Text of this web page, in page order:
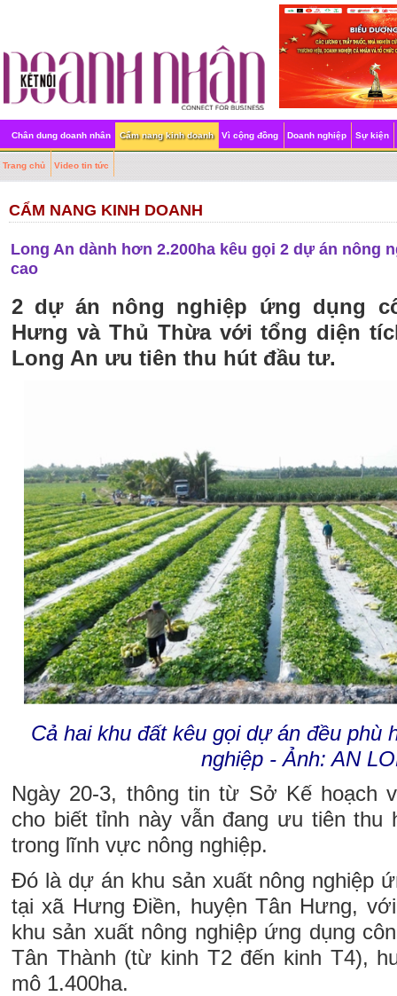
Chân dung doanh nhân Cẩm nang kinh doanh Vì cộng đồng Doanh nghiệp Sự kiện
Trang chủ Video tin tức
CẨM NANG KINH DOANH
Long An dành hơn 2.200ha kêu gọi 2 dự án nông
cao
2 dự án nông nghiệp ứng dụng
Hưng và Thủ Thừa với tổng diện
Long An ưu tiên thu hút đầu tư.
Cả hai khu đất kêu gọi dự án đều phù
nghiệp - Ảnh: AN
Ngày 20-3, thông tin từ Sở Kế hoạch
cho biết tỉnh này vẫn đang ưu tiên
trong lĩnh vực nông nghiệp.
Đó là dự án khu sản xuất nông nghiệp
tại xã Hưng Điền, huyện Tân Hưng,
khu sản xuất nông nghiệp ứng dụng
Tân Thành (từ kinh T2 đến kinh T4),
mô 1.400ha.